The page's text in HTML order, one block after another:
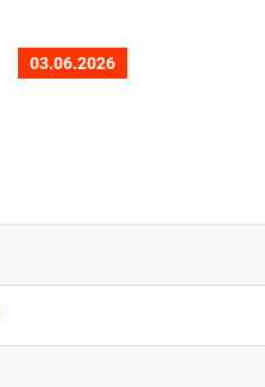
03.06.2026